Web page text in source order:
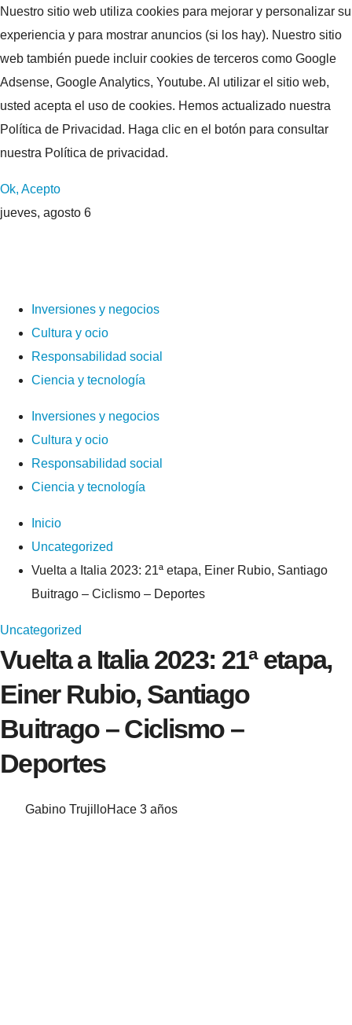
Nuestro sitio web utiliza cookies para mejorar y personalizar su
experiencia y para mostrar anuncios (si los hay). Nuestro sitio
web también puede incluir cookies de terceros como Google
Adsense, Google Analytics, Youtube. Al utilizar el sitio web,
usted acepta el uso de cookies. Hemos actualizado nuestra
Política de Privacidad. Haga clic en el botón para consultar
nuestra Política de privacidad.
Ok, Acepto
jueves, agosto 6
Inversiones y negocios
Cultura y ocio
Responsabilidad social
Ciencia y tecnología
Inversiones y negocios
Cultura y ocio
Responsabilidad social
Ciencia y tecnología
Inicio
Uncategorized
Vuelta a Italia 2023: 21ª etapa, Einer Rubio, Santiago
Buitrago – Ciclismo – Deportes
Uncategorized
Vuelta a Italia 2023: 21ª etapa,
Einer Rubio, Santiago
Buitrago – Ciclismo –
Deportes
Gabino TrujilloHace 3 años